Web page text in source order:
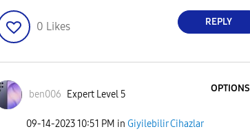
0 Likes REPLY
ben006 Expert Level 5
OPTIONS
‎09-14-202310:51 PM in Giyilebilir Cihazlar